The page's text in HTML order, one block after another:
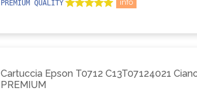
PREMIUM QUALITY info
Cartuccia Epson T0712 C13T07124021
PREMIUM